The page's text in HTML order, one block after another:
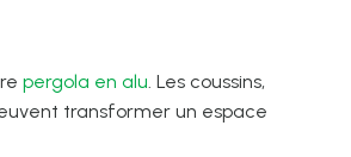
pergola en alu. Les coussins,
transformer un espace